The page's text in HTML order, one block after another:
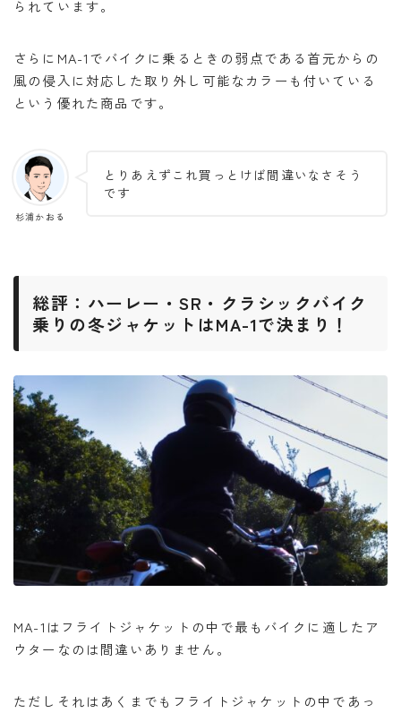
られています。
さらにMA-1でバイクに乗るときの弱点である首元からの
風の侵入に対応した取り外し可能なカラーも付いている
という優れた商品です。
杉浦かおる
とりあえずこれ買っとけば間違いなさそう
です
総評：ハーレー・SR・クラシックバイク
乗りの冬ジャケットはMA-1で決まり！
MA-1はフライトジャケットの中で最もバイクに適したア
ウターなのは間違いありません。
ただしそれはあくまでもフライトジャケットの中であっ